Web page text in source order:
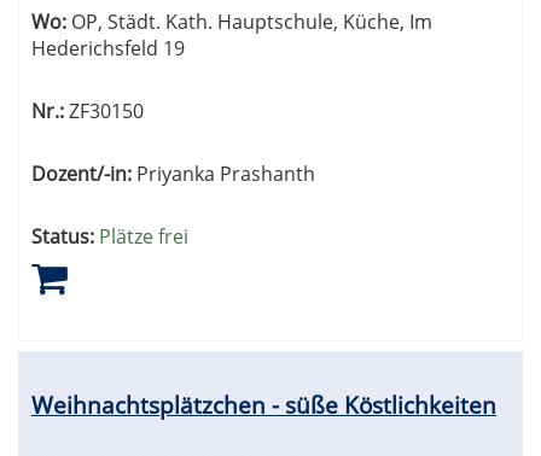
Wo: OP, Städt. Kath. Hauptschule, Küche, Im
Hederichsfeld 19
Nr.:ZF30150
Dozent/-in: Priyanka Prashanth
Status: Plätze frei
Weihnachtsplätzchen - süße Köstlichkeiten